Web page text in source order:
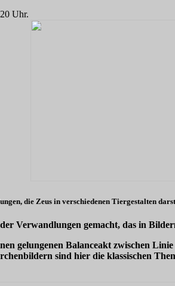
Uhr.
die Zeus in verschiedenen Tiergestalten
Verwandlungen gemacht, das in
gelungenen Balanceakt zwischen
sind hier die klassischen